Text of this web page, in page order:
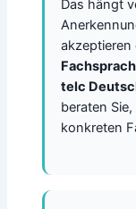
Das hängt
akzeptieren
telc
beraten
konkreten